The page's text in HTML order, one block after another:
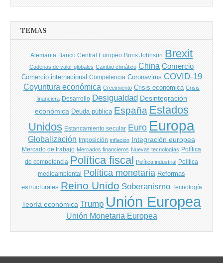
TEMAS
Alemania Banco Central Europeo Boris Johnson Brexit
Cadenas de valor globales Cambio climático China Comercio
Comercio internacional Competencia Coronavirus COVID-19
Coyuntura económica Crecimiento Crisis económica Crisis
financiera Desarrollo Desigualdad Desintegración
económica Deuda pública España Estados
Unidos Estancamiento secular Euro Europa
Globalización Imposición inflación Integración europea
Mercado de trabajo Mercados financieros Nuevas tecnologías Política
de competencia Política fiscal Política industrial Política
medioambiental Política monetaria Reformas
estructurales Reino Unido Soberanismo Tecnología
Teoría económica Trump Unión Europea
Unión Monetaria Europea